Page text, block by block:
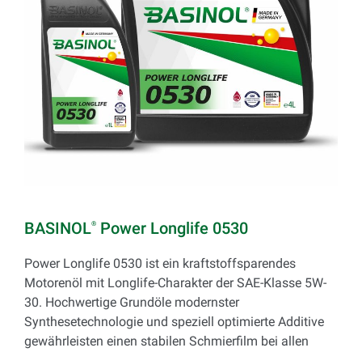
BASINOL® Power Longlife 0530
Power Longlife 0530 ist ein kraftstoffsparendes
Motorenöl mit Longlife-Charakter der SAE-Klasse 5W-
30. Hochwertige Grundöle modernster
Synthesetechnologie und speziell optimierte Additive
gewährleisten einen stabilen Schmierfilm bei allen